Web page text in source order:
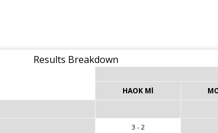
Results Breakdown
HAOK Ml
3 - 2